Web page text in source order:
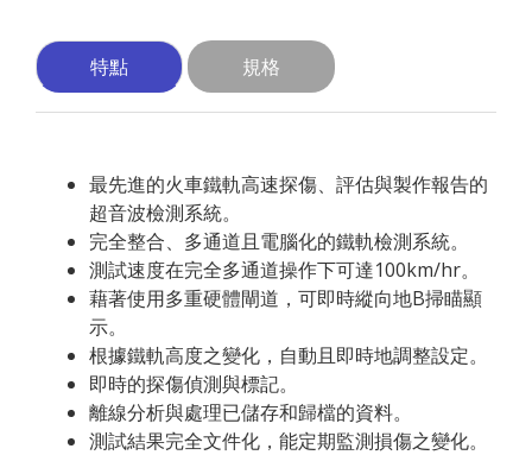
特點 規格
最先進的火車鐵軌高速探傷、評估與製作報告的
超音波檢測系統。
完全整合、多通道且電腦化的鐵軌檢測系統。
測試速度在完全多通道操作下可達100km/hr。
藉著使用多重硬體閘道，可即時縱向地B掃瞄顯
示。
根據鐵軌高度之變化，自動且即時地調整設定。
即時的探傷偵測與標記。
離線分析與處理已儲存和歸檔的資料。
測試結果完全文件化，能定期監測損傷之變化。